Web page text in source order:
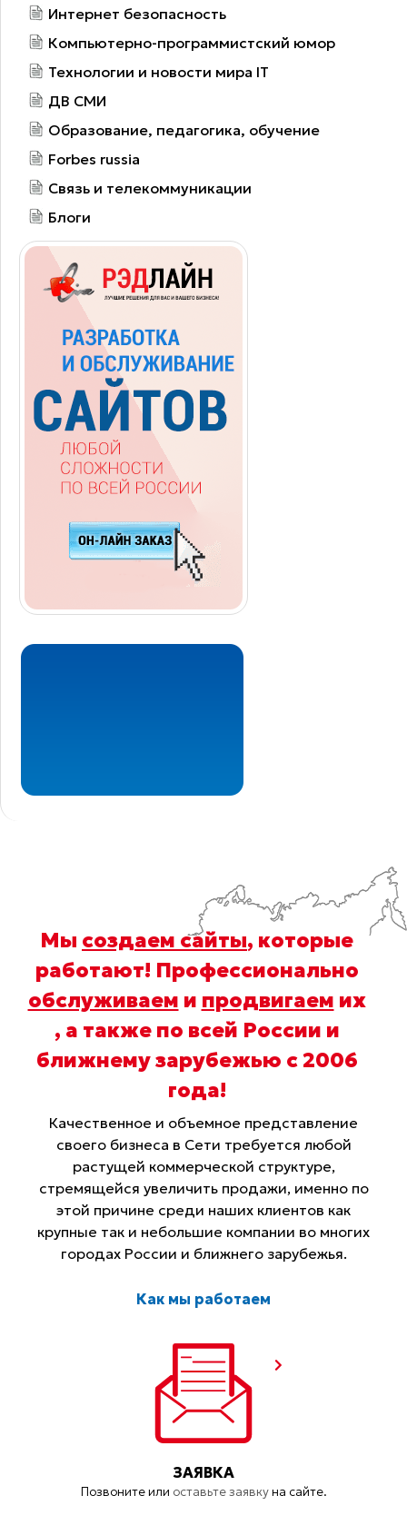
Интернет безопасность
Компьютерно-программистский юмор
Технологии и новости мира IT
ДВ СМИ
Образование, педагогика, обучение
Forbes russia
Связь и телекоммуникации
Блоги
Мы создаем сайты, которые
работают! Профессионально
обслуживаем и продвигаем их
, а также по всей России и
ближнему зарубежью с 2006
года!
Качественное и объемное представление
своего бизнеса в Сети требуется любой
растущей коммерческой структуре,
стремящейся увеличить продажи, именно по
этой причине среди наших клиентов как
крупные так и небольшие компании во многих
городах России и ближнего зарубежья.
Как мы работаем
ЗАЯВКА
Позвоните или оставьте заявкуна сайте.